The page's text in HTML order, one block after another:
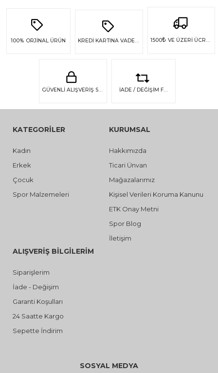
100% ORJİNAL ÜRÜN 1500₺ VE ÜZERİ ÜCRETSİZ KARGO
GÜVENLİ ALIŞVERİŞ SSL GÜVENLİĞİ İADE / DEĞİŞİM FIRSATI
KATEGORİLER
Kadın
Erkek
Çocuk
Spor Malzemeleri
KURUMSAL
Hakkımızda
Ticari Ünvan
Mağazalarımız
Kişisel Verileri Koruma Kanunu
ETK Onay Metni
Spor Blog
İletişim
ALIŞVERİŞ BİLGİLERİM
Siparişlerim
İade - Değişim
Garanti Koşulları
24 Saatte Kargo
Sepette İndirim
SOSYAL MEDYA